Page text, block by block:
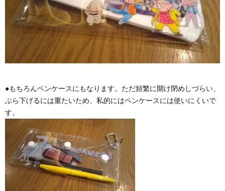
●もちろんペンケースにもなります。ただ頻繁に開け閉めしづらい、
ぶら下げるには重たいため、私的にはペンケースには使いにくいで
す。